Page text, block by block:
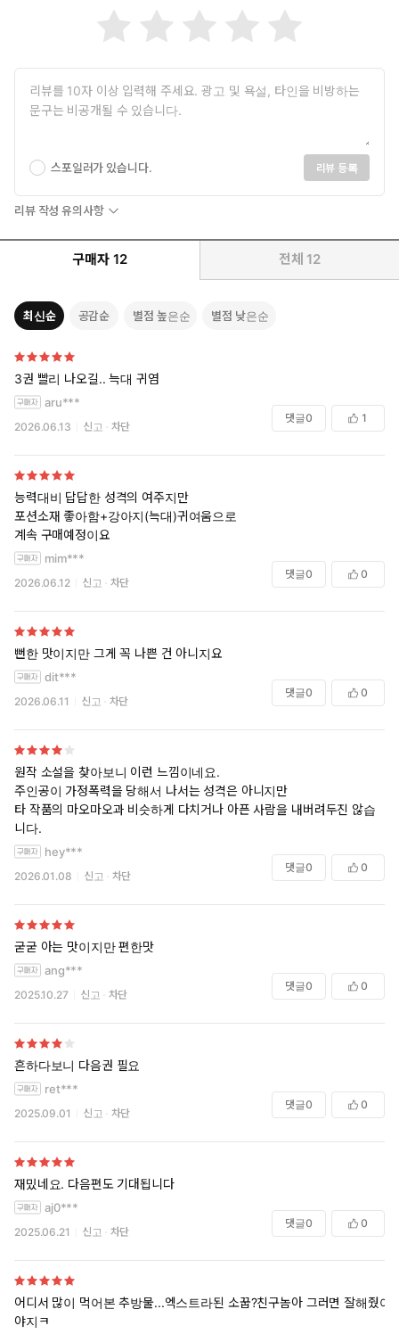
스포일러가 있습니다. 리뷰 등록
리뷰 작성 유의사항
구매자 12 전체 12
최신순 공감순 별점 높은순 별점 낮은순
3권 빨리 나오길.. 늑대 귀염
aru***
2026.06.13 신고 차단
댓글0 1
능력대비 답답한 성격의 여주지만
포션소재 좋아함+강아지(늑대)귀여움으로
계속 구매예정이요
mim***
2026.06.12 신고 차단
댓글0 0
뻔한 맛이지만 그게 꼭 나쁜 건 아니지요
dit***
2026.06.11 신고 차단
댓글0 0
원작 소설을 찾아보니 이런 느낌이네요.
주인공이 가정폭력을 당해서 나서는 성격은 아니지만
타 작품의 마오마오과 비슷하게 다치거나 아픈 사람을 내버려두진 않습
니다.
hey***
2026.01.08 신고 차단
댓글0 0
굳굳 아는 맛이지만 편한맛
ang***
2025.10.27 신고 차단
댓글0 0
흔하다보니 다음권 필요
ret***
2025.09.01 신고 차단
댓글0 0
재밌네요. 다음편도 기대됩니다
aj0***
2025.06.21 신고 차단
댓글0 0
어디서 많이 먹어본 추방물...엑스트라된 소꿉?친구놈아 그러면 잘해줬어
야지ㅋ